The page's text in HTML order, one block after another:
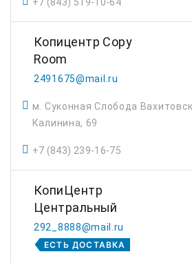
Копицентр Copy
Room
2491675@mail.ru
м. Суконная Слобода
Калинина, 69
+7 (843) 239-16-75
КопиЦентр
Центральный
292_8888@mail.ru
ЕСТЬ ДОСТАВКА